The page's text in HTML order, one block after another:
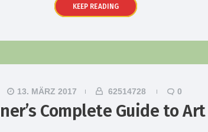
KEEP READING
13. MÄRZ 2017 62514728 0
Complete Guide to Art